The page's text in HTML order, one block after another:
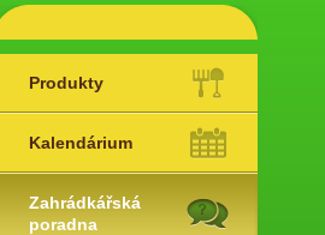
Produkty
Kalendárium
Zahrádkářská
poradna